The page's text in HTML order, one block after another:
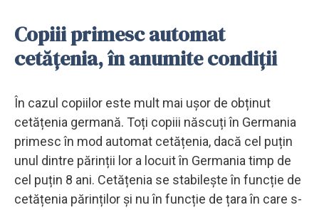
Copiii primesc automat
cetățenia, în anumite condiții
În cazul copiilor este mult mai ușor de obținut
cetățenia germană. Toți copiii născuți în Germania
primesc în mod automat cetățenia, dacă cel puțin
unul dintre părinții lor a locuit în Germania timp de
cel puțin 8 ani. Cetățenia se stabilește în funcție de
cetățenia părinților și nu în funcție de țara în care s-